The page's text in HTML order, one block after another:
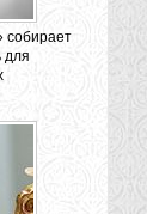
собирает
для